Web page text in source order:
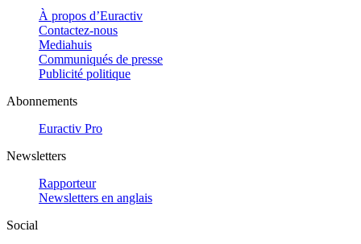
À propos d’Euractiv
Contactez-nous
Mediahuis
Communiqués de presse
Publicité politique
Abonnements
Euractiv Pro
Newsletters
Rapporteur
Newsletters en anglais
Social